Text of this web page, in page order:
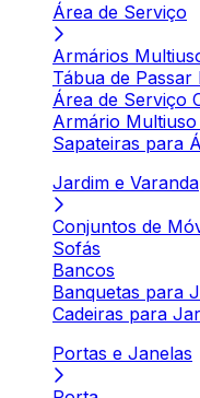
Área de Serviço
Armários
Tábua de Passar
Área de Serviço
Armário
Sapateiras para
Jardim e Varanda
Conjuntos de
Sofás
Bancos
Banquetas para
Cadeiras para
Portas e Janelas